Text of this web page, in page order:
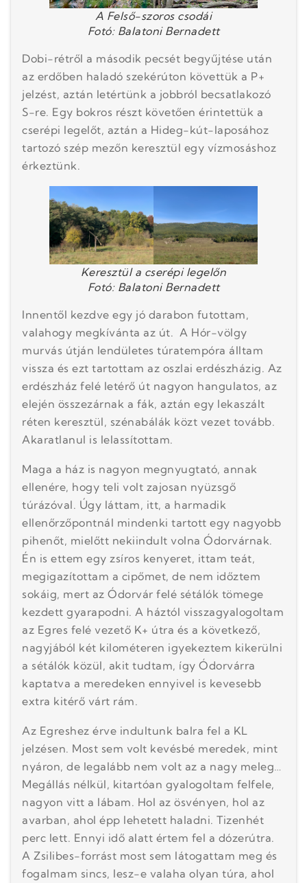
A Felső-szoros csodái
Fotó: Balatoni Bernadett
Dobi-rétről a második pecsét begyűjtése után
az erdőben haladó szekérúton követtük a P+
jelzést, aztán letértünk a jobbról becsatlakozó
S-re. Egy bokros részt követően érintettük a
cserépi legelőt, aztán a Hideg-kút-laposához
tartozó szép mezőn keresztül egy vízmosáshoz
érkeztünk.
Keresztül a cserépi legelőn
Fotó: Balatoni Bernadett
Innentől kezdve egy jó darabon futottam,
valahogy megkívánta az út. A Hór-völgy
murvás útján lendületes túratempóra álltam
vissza és ezt tartottam az oszlai erdészházig. Az
erdészház felé letérő út nagyon hangulatos, az
elején összezárnak a fák, aztán egy lekaszált
réten keresztül, szénabálák közt vezet tovább.
Akaratlanul is lelassítottam.
Maga a ház is nagyon megnyugtató, annak
ellenére, hogy teli volt zajosan nyüzsgő
túrázóval. Úgy láttam, itt, a harmadik
ellenőrzőpontnál mindenki tartott egy nagyobb
pihenőt, mielőtt nekiindult volna Ódorvárnak.
Én is ettem egy zsíros kenyeret, ittam teát,
megigazítottam a cipőmet, de nem időztem
sokáig, mert az Ódorvár felé sétálók tömege
kezdett gyarapodni. A háztól visszagyalogoltam
az Egres felé vezető K+ útra és a következő,
nagyjából két kilométeren igyekeztem kikerülni
a sétálók közül, akit tudtam, így Ódorvárra
kaptatva a meredeken ennyivel is kevesebb
extra kitérő várt rám.
Az Egreshez érve indultunk balra fel a KL
jelzésen. Most sem volt kevésbé meredek, mint
nyáron, de legalább nem volt az a nagy meleg…
Megállás nélkül, kitartóan gyalogoltam felfele,
nagyon vitt a lábam. Hol az ösvényen, hol az
avarban, ahol épp lehetett haladni. Tizenhét
perc lett. Ennyi idő alatt értem fel a dózerútra.
A Zsilibes-forrást most sem látogattam meg és
fogalmam sincs, lesz-e valaha olyan túra, ahol